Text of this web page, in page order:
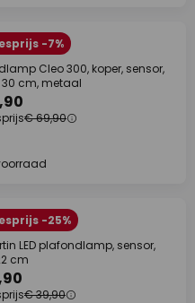
-7%
Cleo 300, koper, sensor,
30 cm, metaal
€ 69,90
-25%
LED plafondlamp, sensor,
cm
€ 39,90